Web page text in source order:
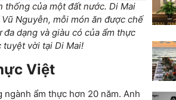
thống của một đất nước. Di Mai
Nguyễn, mỗi món ăn được chế
dạng và giàu có của ẩm thực
tuyệt vời tại Di Mai!
Việt
ẩm thực hơn 20 năm. Anh